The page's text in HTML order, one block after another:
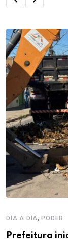
DIA A DIA,PODER
Prefeitura